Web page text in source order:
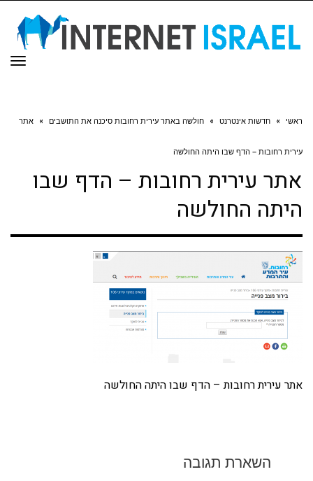
ראשי » חדשות אינטרנט » חולשה באתר עירית רחובות סיכנה את התושבים » אתר
עירית רחובות – הדף שבו היתה החולשה
אתר עירית רחובות – הדף שבו
היתה החולשה
אתר עירית רחובות – הדף שבו היתה החולשה
השארת תגובה